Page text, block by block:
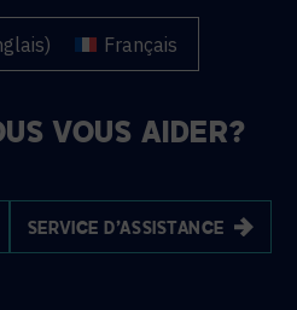
) Français
VOUS AIDER?
SERVICE D'ASSISTANCE